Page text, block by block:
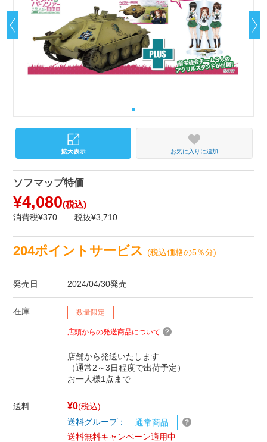
お気に入りに追加
ソフマップ特価
¥4,080(税込)
消費税¥370 税抜¥3,710
204ポイントサービス(税込価格の5％分)
発売日 2024/04/30発売
在庫 数量限定
店頭からの発送商品について
店舗から発送いたします
（通常2～3日程度で出荷予定）
お一人様1点まで
送料 ¥0(税込)
送料グループ：
通常商品
送料無料キャンペーン適用中